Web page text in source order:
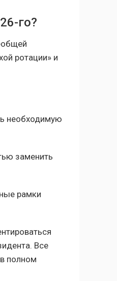
го?
ротации» и
необходимую
заменить
рамки
Все
полном